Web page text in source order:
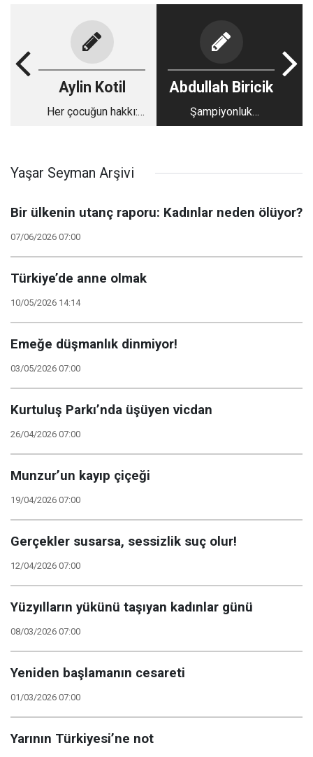
Aylin Kotil
Her çocuğun hakkı:
Abdullah Biricik
Şampiyonluk
yanıltmasın!
Yaşar Seyman Arşivi
Bir ülkenin utanç raporu: Kadınlar neden ölüyor?
07/06/2026 07:00
Türkiye’de anne olmak
10/05/2026 14:14
Emeğe düşmanlık dinmiyor!
03/05/2026 07:00
Kurtuluş Parkı’nda üşüyen vicdan
26/04/2026 07:00
Munzur’un kayıp çiçeği
19/04/2026 07:00
Gerçekler susarsa, sessizlik suç olur!
12/04/2026 07:00
Yüzyılların yükünü taşıyan kadınlar günü
08/03/2026 07:00
Yeniden başlamanın cesareti
01/03/2026 07:00
Yarının Türkiyesi’ne not